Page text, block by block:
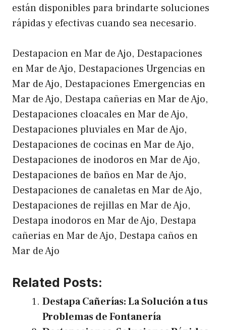
están disponibles para brindarte soluciones
rápidas y efectivas cuando sea necesario.
Destapacion en Mar de Ajo, Destapaciones
en Mar de Ajo, Destapaciones Urgencias en
Mar de Ajo, Destapaciones Emergencias en
Mar de Ajo, Destapa cañerias en Mar de Ajo,
Destapaciones cloacales en Mar de Ajo,
Destapaciones pluviales en Mar de Ajo,
Destapaciones de cocinas en Mar de Ajo,
Destapaciones de inodoros en Mar de Ajo,
Destapaciones de baños en Mar de Ajo,
Destapaciones de canaletas en Mar de Ajo,
Destapaciones de rejillas en Mar de Ajo,
Destapa inodoros en Mar de Ajo, Destapa
cañerias en Mar de Ajo, Destapa caños en
Mar de Ajo
Related Posts:
Destapa Cañerías: La Solución a tus
Problemas de Fontanería